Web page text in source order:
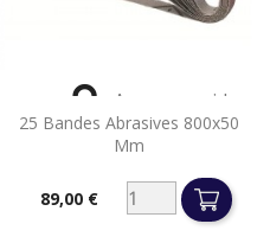
25 Bandes Abrasives 800x50
Mm
Prix89,00 €
 Aperçu rapide